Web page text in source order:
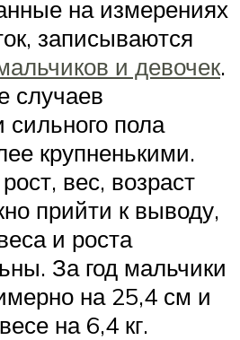
на измерениях
записываются
и девочек.
случаев
сильного пола
крупненькими.
вес, возраст
прийти к выводу,
и роста
За год мальчики
на 25,4 см и
на 6,4 кг.